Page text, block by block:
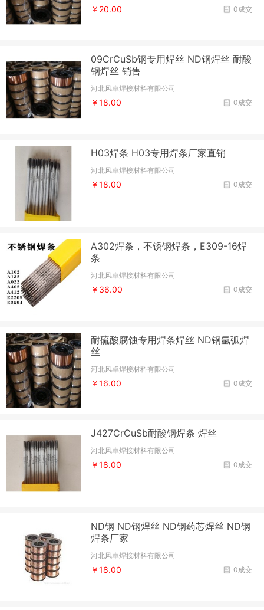
0成交
￥20.00
09CrCuSb钢专用焊丝 ND钢焊丝 耐酸
钢焊丝 销售
河北风卓焊接材料有限公司
0成交
￥18.00
H03焊条 H03专用焊条厂家直销
河北风卓焊接材料有限公司
0成交
￥18.00
A302焊条，不锈钢焊条，E309-16焊
条
河北风卓焊接材料有限公司
0成交
￥36.00
耐硫酸腐蚀专用焊条焊丝 ND钢氩弧焊
丝
河北风卓焊接材料有限公司
0成交
￥16.00
J427CrCuSb耐酸钢焊条 焊丝
河北风卓焊接材料有限公司
0成交
￥18.00
ND钢 ND钢焊丝 ND钢药芯焊丝 ND钢
焊条厂家
河北风卓焊接材料有限公司
0成交
￥18.00